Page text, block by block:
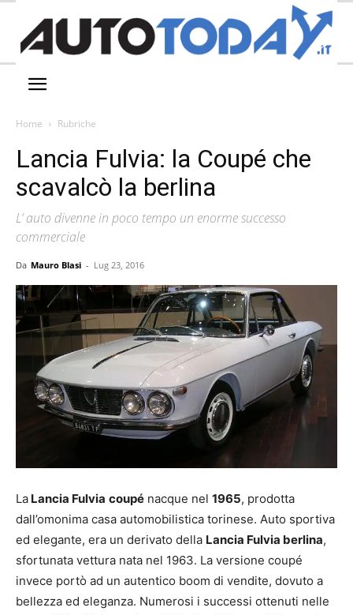
Home Rubriche
Lancia Fulvia: la Coupé che
scavalcò la berlina
L’ auto divenne in poco tempo un enorme successo
commerciale
Da Mauro Blasi - Lug 23, 2016
La Lancia Fulvia coupé nacque nel 1965, prodotta
dall’omonima casa automobilistica torinese. Auto sportiva
ed elegante, era un derivato della Lancia Fulvia berlina,
sfortunata vettura nata nel 1963. La versione coupé
invece portò ad un autentico boom di vendite, dovuto a
bellezza ed eleganza. Numerosi i successi ottenuti nelle